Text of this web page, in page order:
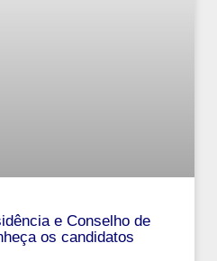
e Conselho de
os candidatos